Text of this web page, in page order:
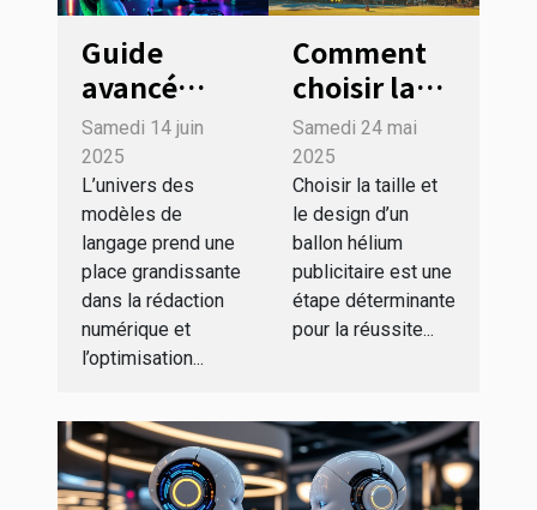
Guide
avancé
pour
optimiser le
contenu
destiné aux
modèles de
langage
Samedi 14 juin
2025
L’univers des
modèles de
langage prend une
place grandissante
dans la rédaction
numérique et
l’optimisation...
Comment
choisir la
taille et le
design de
votre
ballon
hélium
publicitaire
Samedi 24 mai
2025
Choisir la taille et
le design d’un
ballon hélium
publicitaire est une
étape déterminante
pour la réussite...